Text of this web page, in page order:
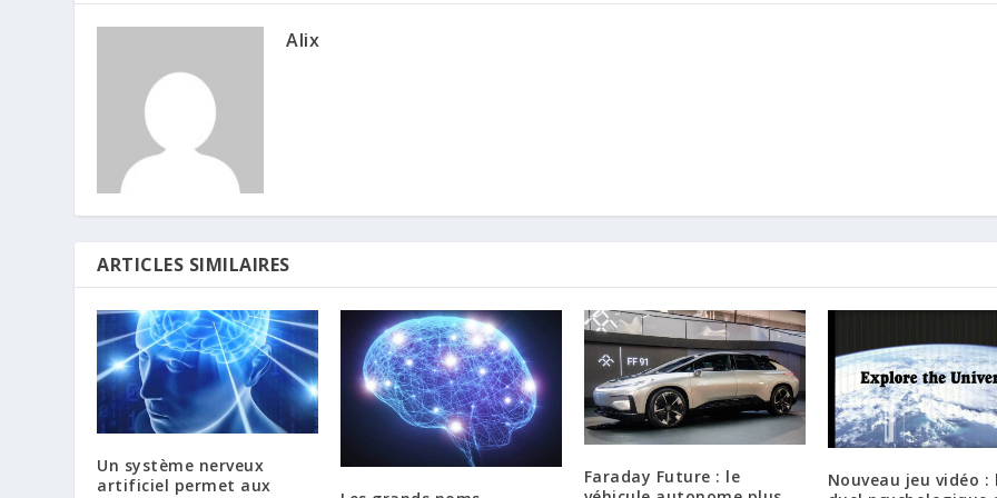
Alix
ARTICLES SIMILAIRES
Un système nerveux
artificiel permet aux
Faraday Future : le
Nouveau jeu vidéo :